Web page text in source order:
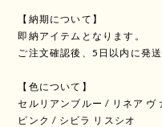
【納期について】
即納アイテムとなります。
ご注文確認後、5日以内に発送
【色について】
セルリアンブルー / リネア ヴ
ピンク / シビラ リスシオ